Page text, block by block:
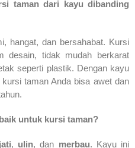
taman dari kayu dibanding
hangat, dan bersahabat. Kursi
desain, tidak mudah berkarat
seperti plastik. Dengan kayu
taman Anda bisa awet dan
untuk kursi taman?
jati, ulin, dan merbau. Kayu ini